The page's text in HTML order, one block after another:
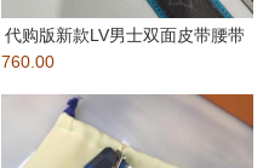
代购版新款LV男士双面皮带腰带
立体字母扣 原厂皮料，区别市
760.00